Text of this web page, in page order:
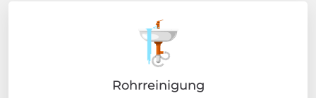
Rohrreinigung